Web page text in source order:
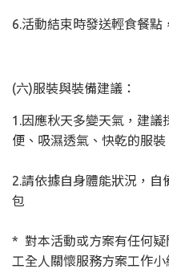
6.活動結束時發送輕食餐點
(六)服裝與裝備建議：
1.因應秋天多變天氣，建
便、吸濕透氣、快乾的服
2.請依據自身體能狀況，
包
* 對本活動或方案有任何疑
工全人關懷服務方案工作小